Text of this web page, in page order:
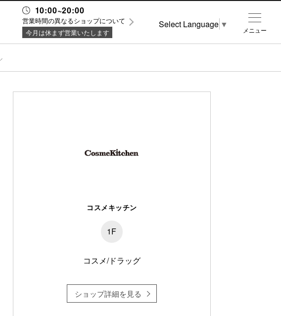
10:00~20:00
営業時間の異なるショップについて
今月は休まず営業いたします
コスメキッチン
1F
コスメ/ドラッグ
ショップ詳細を見る
メニュー
Select Language ▼